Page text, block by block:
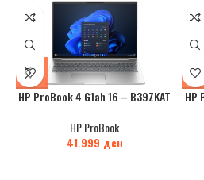
HP ProBook 4 G1ah 16 – B39ZKAT
HP ProBook
41.999 ден
HP